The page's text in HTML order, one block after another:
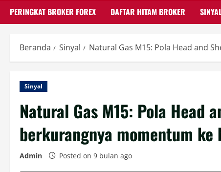
PERINGKAT BROKER FOREX DAFTAR HITAM BROKER
Beranda Sinyal Natural Gas M15: Pola Head and
Sinyal
Natural Gas M15: Pola Head
berkurangnya momentum ke
Admin Posted on 9 bulan ago